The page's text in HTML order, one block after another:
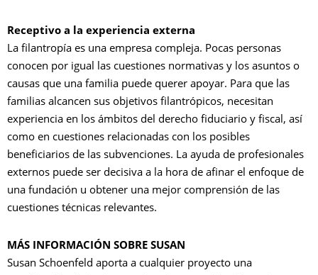
Receptivo a la experiencia externa
La filantropía es una empresa compleja. Pocas personas
conocen por igual las cuestiones normativas y los asuntos o
causas que una familia puede querer apoyar. Para que las
familias alcancen sus objetivos filantrópicos, necesitan
experiencia en los ámbitos del derecho fiduciario y fiscal, así
como en cuestiones relacionadas con los posibles
beneficiarios de las subvenciones. La ayuda de profesionales
externos puede ser decisiva a la hora de afinar el enfoque de
una fundación u obtener una mejor comprensión de las
cuestiones técnicas relevantes.
MÁS INFORMACIÓN SOBRE SUSAN
Susan Schoenfeld aporta a cualquier proyecto una